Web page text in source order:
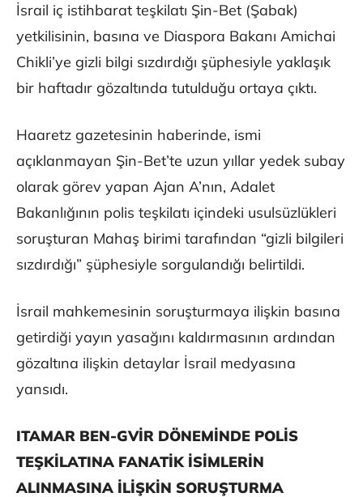
İsrail iç istihbarat teşkilatı Şin-Bet (Şabak)
yetkilisinin, basına ve Diaspora Bakanı Amichai
Chikli’ye gizli bilgi sızdırdığı şüphesiyle yaklaşık
bir haftadır gözaltında tutulduğu ortaya çıktı.
Haaretz gazetesinin haberinde, ismi
açıklanmayan Şin-Bet’te uzun yıllar yedek subay
olarak görev yapan Ajan A’nın, Adalet
Bakanlığının polis teşkilatı içindeki usulsüzlükleri
soruşturan Mahaş birimi tarafından “gizli bilgileri
sızdırdığı” şüphesiyle sorgulandığı belirtildi.
İsrail mahkemesinin soruşturmaya ilişkin basına
getirdiği yayın yasağını kaldırmasının ardından
gözaltına ilişkin detaylar İsrail medyasına
yansıdı.
ITAMAR BEN-GVİR DÖNEMİNDE POLİS
TEŞKİLATINA FANATİK İSİMLERİN
ALINMASINA İLİŞKİN SORUŞTURMA